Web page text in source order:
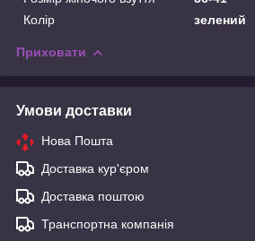
Колір
зелений
Приховати
Умови доставки
Нова Пошта
Доставка кур'єром
Доставка поштою
Транспортна компанія